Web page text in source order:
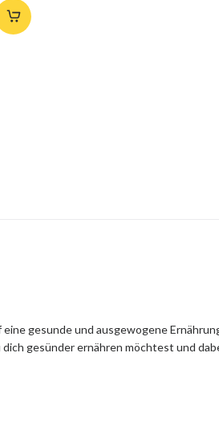
gesunde und ausgewogene
gesünder ernähren möchtest und